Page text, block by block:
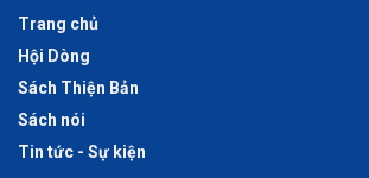
Trang chủ
Hội Dòng
Sách Thiện Bản
Sách nói
Tin tức - Sự kiện